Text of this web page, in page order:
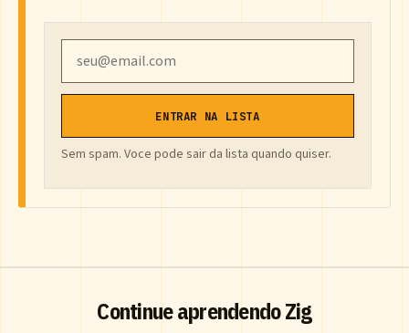
ENTRAR NA LISTA
Sem spam. Voce pode sair da lista quando quiser.
Continue aprendendo Zig